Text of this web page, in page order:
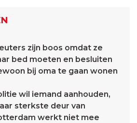
zijn boos omdat ze
bed moeten en besluiten
bij oma te gaan wonen
wil iemand aanhouden,
sterkste deur van
werkt niet mee